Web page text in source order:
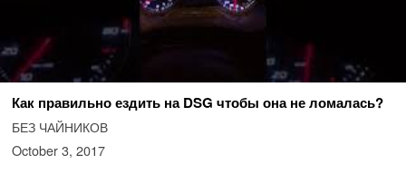
Как правильно ездить на DSG чтобы она не ломалась?
БЕЗ ЧАЙНИКОВ
October 3, 2017